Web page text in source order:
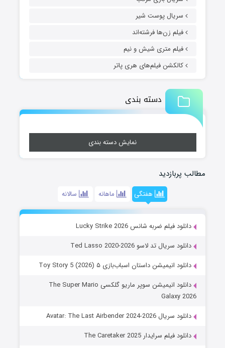
سریال پوست شیر
فیلم زن‌ها فرشته‌اند
فیلم متری شیش و نیم
کالکشن فیلم‌های هری پاتر
دسته بندی
نمایش دسته بندی
مطالب پربازدید
هفتگی ماهانه سالانه
دانلود فیلم ضربه شانس Lucky Strike 2026
دانلود سریال تد لاسو Ted Lasso 2020-2026
دانلود انیمیشن داستان اسباب‌بازی ۵ Toy Story 5 (2026)
دانلود انیمیشن سوپر ماریو گلکسی The Super Mario
Galaxy 2026
دانلود سریال Avatar: The Last Airbender 2024-2026
دانلود فیلم سرایدار The Caretaker 2025